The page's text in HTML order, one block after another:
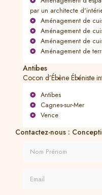
par un architecte
Aménagement de
Aménagement de
Aménagement de
Aménagement de
Antibes
Cocon d’Ébène Ébéniste
Antibes
Cagnes-sur-Mer
Vence
Contactez-nous :